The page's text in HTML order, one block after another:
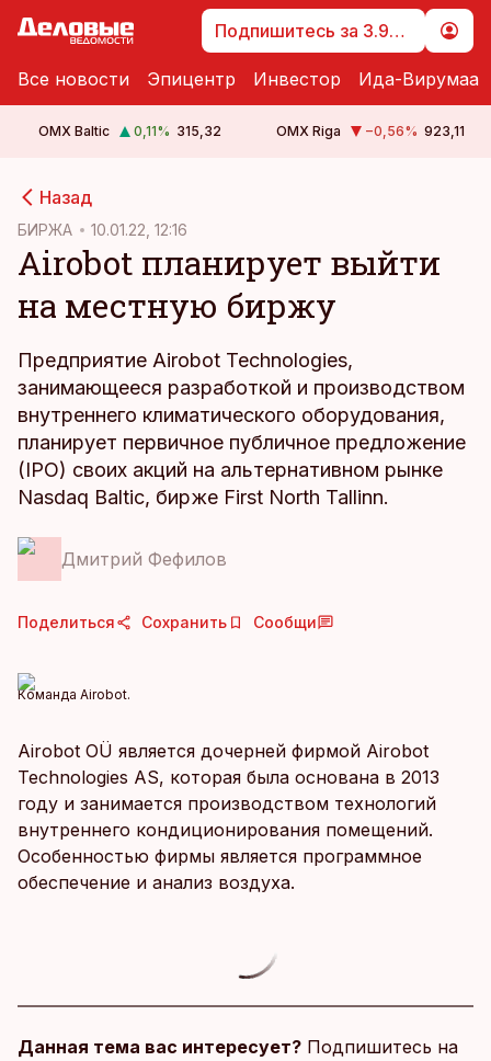
Подпишитесь за 3.99 €
Все новости Эпицентр Инвестор Ида-Вирумаа
OMX Baltic 0,11% 315,32 OMX Riga −0,56% 923,11
Назад
БИРЖА 10.01.22, 12:16
Airobot планирует выйти
на местную биржу
Предприятие Airobot Technologies,
занимающееся разработкой и производством
внутреннего климатического оборудования,
планирует первичное публичное предложение
(IPO) своих акций на альтернативном рынке
Nasdaq Baltic, бирже First North Tallinn.
Дмитрий Фефилов
Поделиться Сохранить Сообщи
Команда Airobot.
Airobot OÜ является дочерней фирмой Airobot
Technologies AS, которая была основана в 2013
году и занимается производством технологий
внутреннего кондиционирования помещений.
Особенностью фирмы является программное
обеспечение и анализ воздуха.
Данная тема вас интересует? Подпишитесь на